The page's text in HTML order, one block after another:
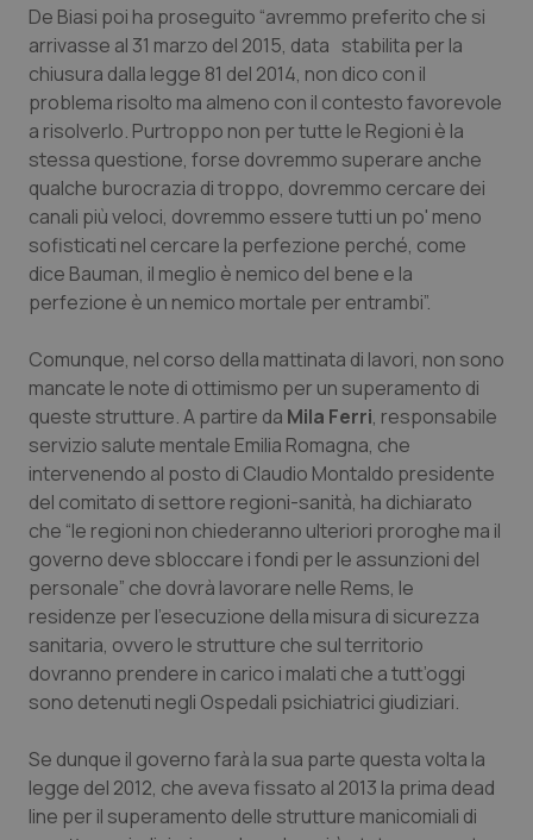
Molise
Piemonte
Provincia Autonoma di Bolzano
Provincia Autonoma di Trento
Puglia
Sicilia
Toscana
Umbria
Valle D’Aosta
Veneto
Epatiti
HIV
Infezioni & Febbre
Ipertensione & Scompenso
Malattie rare
Neuroscienze & patologie neurodegenerative
Obesità
Oftalmologia
Oncodermatologia
Oncoematologia
Oncologia & Nutrizione
Psoriasi & pelle
Quotidiano Cardiologia
De Biasi poi ha proseguito “avremmo preferito che si
arrivasse al 31 marzo del 2015, data stabilita per la
chiusura dalla legge 81 del 2014, non dico con il
problema risolto ma almeno con il contesto favorevole
a risolverlo. Purtroppo non per tutte le Regioni è la
stessa questione, forse dovremmo superare anche
qualche burocrazia di troppo, dovremmo cercare dei
canali più veloci, dovremmo essere tutti un po' meno
sofisticati nel cercare la perfezione perché, come
dice Bauman, il meglio è nemico del bene e la
perfezione è un nemico mortale per entrambi”.
Comunque, nel corso della mattinata di lavori, non sono
mancate le note di ottimismo per un superamento di
queste strutture. A partire da Mila Ferri, responsabile
servizio salute mentale Emilia Romagna, che
intervenendo al posto di Claudio Montaldo presidente
del comitato di settore regioni-sanità, ha dichiarato
che “le regioni non chiederanno ulteriori proroghe ma il
governo deve sbloccare i fondi per le assunzioni del
personale” che dovrà lavorare nelle Rems, le
residenze per l'esecuzione della misura di sicurezza
sanitaria, ovvero le strutture che sul territorio
dovranno prendere in carico i malati che a tutt’oggi
sono detenuti negli Ospedali psichiatrici giudiziari.
Se dunque il governo farà la sua parte questa volta la
legge del 2012, che aveva fissato al 2013 la prima dead
line per il superamento delle strutture manicomiali di